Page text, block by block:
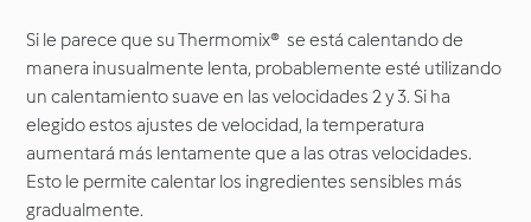
Si le parece que su Thermomix® se está calentando de
manera inusualmente lenta, probablemente esté utilizando
un calentamiento suave en las velocidades 2 y 3. Si ha
elegido estos ajustes de velocidad, la temperatura
aumentará más lentamente que a las otras velocidades.
Esto le permite calentar los ingredientes sensibles más
gradualmente.